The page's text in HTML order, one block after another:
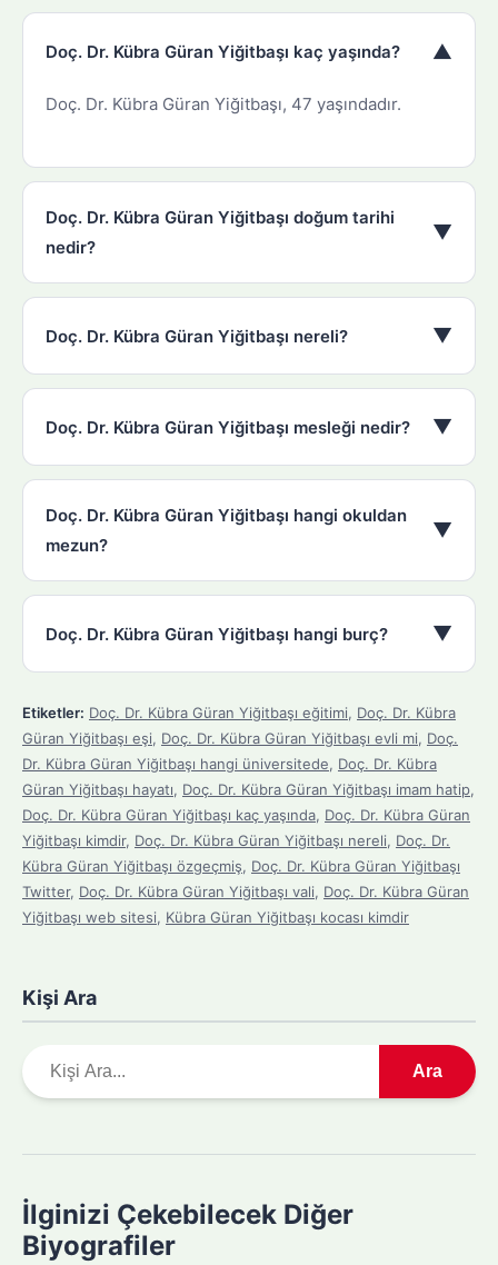
Doç. Dr. Kübra Güran Yiğitbaşı kaç yaşında? ▼
Doç. Dr. Kübra Güran Yiğitbaşı, 47 yaşındadır.
Doç. Dr. Kübra Güran Yiğitbaşı doğum tarihi
nedir?
▼
Doç. Dr. Kübra Güran Yiğitbaşı nereli? ▼
Doç. Dr. Kübra Güran Yiğitbaşı mesleği nedir? ▼
Doç. Dr. Kübra Güran Yiğitbaşı hangi okuldan
mezun?
▼
Doç. Dr. Kübra Güran Yiğitbaşı hangi burç? ▼
Etiketler: Doç. Dr. Kübra Güran Yiğitbaşı eğitimi, Doç. Dr. Kübra
Güran Yiğitbaşı eşi, Doç. Dr. Kübra Güran Yiğitbaşı evli mi, Doç.
Dr. Kübra Güran Yiğitbaşı hangi üniversitede, Doç. Dr. Kübra
Güran Yiğitbaşı hayatı, Doç. Dr. Kübra Güran Yiğitbaşı imam hatip,
Doç. Dr. Kübra Güran Yiğitbaşı kaç yaşında, Doç. Dr. Kübra Güran
Yiğitbaşı kimdir, Doç. Dr. Kübra Güran Yiğitbaşı nereli, Doç. Dr.
Kübra Güran Yiğitbaşı özgeçmiş, Doç. Dr. Kübra Güran Yiğitbaşı
Twitter, Doç. Dr. Kübra Güran Yiğitbaşı vali, Doç. Dr. Kübra Güran
Yiğitbaşı web sitesi, Kübra Güran Yiğitbaşı kocası kimdir
Kişi Ara
r
y
a
p
Ara
İlginizi Çekebilecek Diğer
Biyografiler